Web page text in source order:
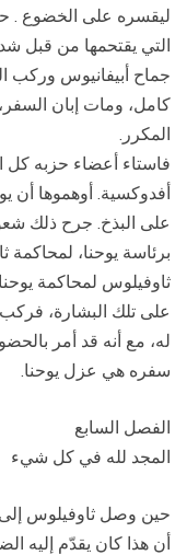
ليقسره على الخضوع .
التي يقتحمها من قبل
جماح أبيفانيوس وركب
كامل، ومات إبان
المكرر.
فاستاء أعضاء حزبه كل
أفدوكسية. أوهموها أن
على البذخ. جرح ذلك
برئاسة يوحنا، لمحاكمة
ثاوفيلوس لمحاكمة
على تلك البشارة،
له، مع أنه قد أمر
سفره هي عزل يوحنا.
الفصل السابع
المجد لله في كل شيء
حين وصل ثاوفيلوس إلى
أن هذا كان يقدّم إليه